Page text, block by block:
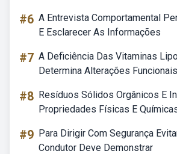
#6 A Entrevista Comportamental
E Esclarecer As Informações
#7 A Deficiência Das Vitaminas
Determina Alterações Funcionais
#8 Resíduos Sólidos Orgânicos E
Propriedades Físicas E
#9 Para Dirigir Com Segurança
Condutor Deve Demonstrar